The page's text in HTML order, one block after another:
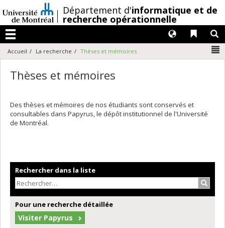
au
contenu
/Département d'informatique et de
recherche opérationnelle
Menu
Liens
Langues
Accueil La recherche Thèses et mémoires
Thèses et mémoires
Des thèses et mémoires de nos étudiants sont conservés et
consultables dans Papyrus, le dépôt institutionnel de l'Université
de Montréal.
Rechercher dans la liste
Pour une recherche détaillée
Visiter Papyrus